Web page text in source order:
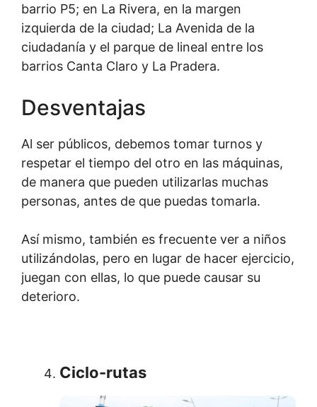
barrio P5; en La Rivera, en la margen
izquierda de la ciudad; La Avenida de la
ciudadanía y el parque de lineal entre los
barrios Canta Claro y La Pradera.
Desventajas
Al ser públicos, debemos tomar turnos y
respetar el tiempo del otro en las máquinas,
de manera que pueden utilizarlas muchas
personas, antes de que puedas tomarla.
Así mismo, también es frecuente ver a niños
utilizándolas, pero en lugar de hacer ejercicio,
juegan con ellas, lo que puede causar su
deterioro.
Ciclo-rutas